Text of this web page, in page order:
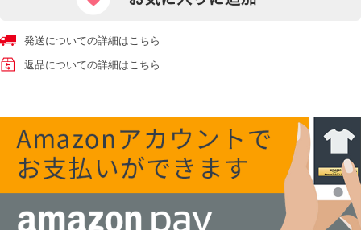
発送についての詳細はこちら
返品についての詳細はこちら